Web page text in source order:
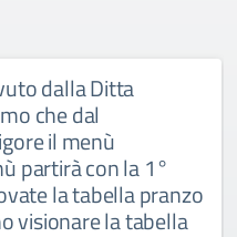
dalla Ditta
che dal
il menù
partirà con la 1°
la tabella pranzo
visionare la tabella